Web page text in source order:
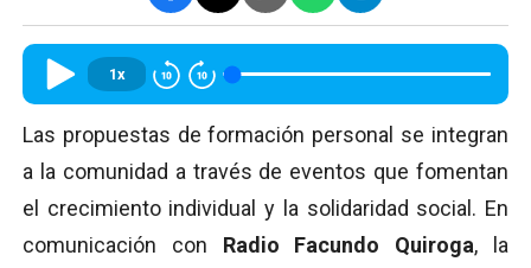
1x
Las propuestas de formación personal se integran
a la comunidad a través de eventos que fomentan
el crecimiento individual y la solidaridad social. En
comunicación con Radio Facundo Quiroga, la